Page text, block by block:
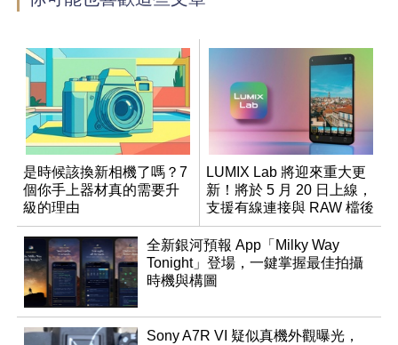
是時候該換新相機了嗎？7
個你手上器材真的需要升
級的理由
LUMIX Lab 將迎來重大更
新！將於 5 月 20 日上線，
支援有線連接與 RAW 檔後
製
全新銀河預報 App「Milky Way
Tonight」登場，一鍵掌握最佳拍攝
時機與構圖
Sony A7R VI 疑似真機外觀曝光，